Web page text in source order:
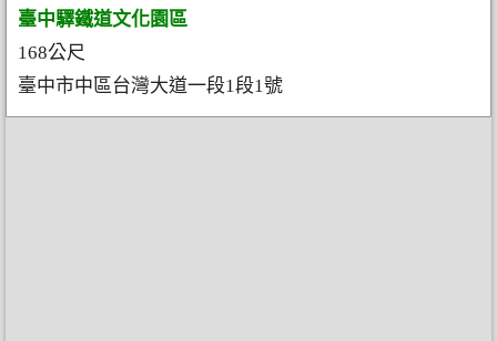
臺中驛鐵道文化園區
168公尺
臺中市中區台灣大道一段1段1號